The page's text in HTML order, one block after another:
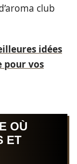
club
idées
pour vos
OÙ
ET